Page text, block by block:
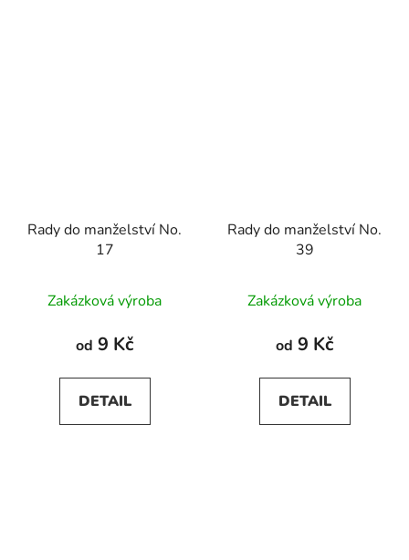
Rady do manželství No.
17
Zakázková výroba
od 9 Kč
DETAIL
Rady do manželství No.
39
Zakázková výroba
od 9 Kč
DETAIL